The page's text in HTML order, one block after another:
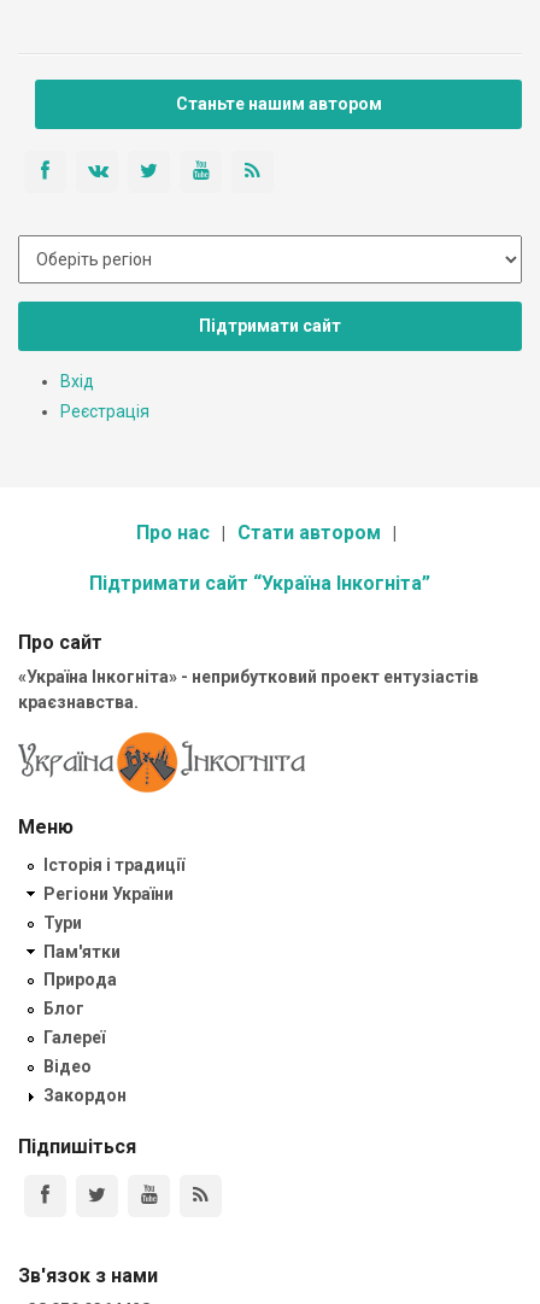
Станьте нашим автором
Підтримати сайт
Вхід
Реєстрація
Про нас Стати автором
Підтримати сайт “Україна Інкогніта”
Про сайт
«Україна Інкогніта» - неприбутковий проект ентузіастів
краєзнавства.
Меню
Історія і традиції
Регіони України
Тури
Пам'ятки
Природа
Блог
Галереї
Відео
Закордон
Підпишіться
Зв'язок з нами